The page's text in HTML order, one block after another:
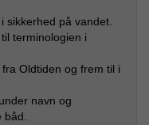
sikkerhed på vandet.
terminologien i
Oldtiden og frem til i
navn og
båd.